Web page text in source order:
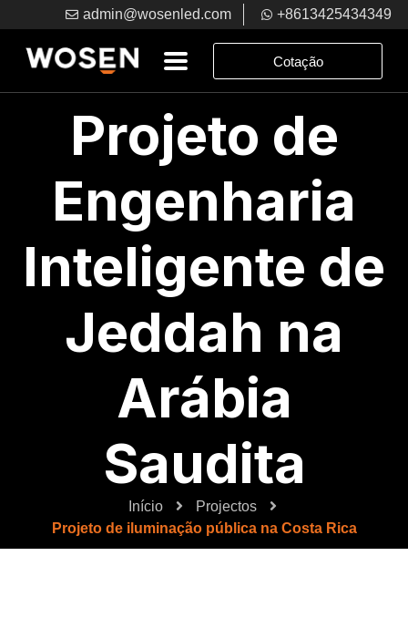
admin@wosenled.com +8613425434349
Cotação
Projeto de
Engenharia
Inteligente de
Jeddah na
Arábia
Saudita
Início
Projectos
Projeto de iluminação pública na Costa Rica